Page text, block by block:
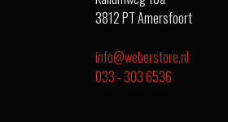
3812 PT Amersfoort
info@weberstore.nl
033 - 303 6536